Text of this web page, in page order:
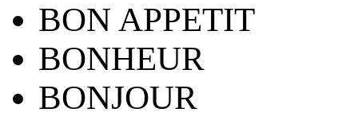
BON APPETIT
BONHEUR
BONJOUR